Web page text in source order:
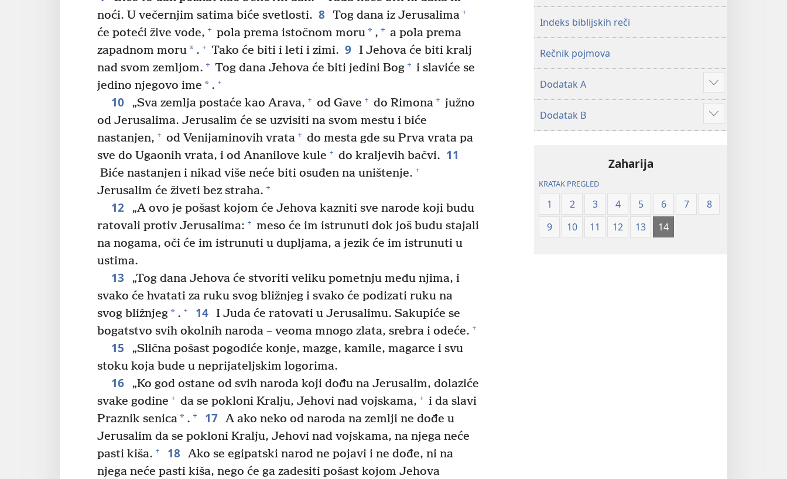
noći. U večernjim satima biće svetlosti. 8 Tog dana iz Jerusalima +
će poteći žive vode, + pola prema istočnom moru* , + a pola prema
zapadnom moru* . + Tako će biti i leti i zimi. 9 I Jehova će biti kralj
nad svom zemljom. + Tog dana Jehova će biti jedini Bog + i slaviće se
jedino njegovo ime * . +
10 „Sva zemlja postaće kao Arava, + od Gave + do Rimona + južno
od Jerusalima. Jerusalim će se uzvisiti na svom mestu i biće
nastanjen, + od Venijaminovih vrata + do mesta gde su Prva vrata pa
sve do Ugaonih vrata, i od Ananilove kule + do kraljevih bačvi. 11
Biće nastanjen i nikad više neće biti osuđen na uništenje. +
Jerusalim će živeti bez straha. +
12
„A ovo je pošast kojom će Jehova kazniti sve narode koji budu
ratovali protiv Jerusalima: + meso će im istrunuti dok još budu stajali
na nogama, oči će im istrunuti u dupljama, a jezik će im istrunuti u
ustima.
13
„Tog dana Jehova će stvoriti veliku pometnju među njima, i
svako će hvatati za ruku svog bližnjeg i svako će podizati ruku na
svog bližnjeg* . + 14 I Juda će ratovati u Jerusalimu. Sakupiće se
bogatstvo svih okolnih naroda – veoma mnogo zlata, srebra i odeće. +
15
„Slična pošast pogodiće konje, mazge, kamile, magarce i svu
stoku koja bude u neprijateljskim logorima.
16
„Ko god ostane od svih naroda koji dođu na Jerusalim, dolaziće
svake godine + da se pokloni Kralju, Jehovi nad vojskama, + i da slavi
Praznik senica* . + 17 A ako neko od naroda na zemlji ne dođe u
Jerusalim da se pokloni Kralju, Jehovi nad vojskama, na njega neće
pasti kiša. + 18 Ako se egipatski narod ne pojavi i ne dođe, ni na
njega neće pasti kiša, nego će ga zadesiti pošast kojom Jehova
2019)2019)
Indeks biblijskih reči
Rečnik pojmova
Dodatak A Više
Dodatak B Više
Zaharija
KRATAK PREGLED
1 2 3 4 5 6 7
8
9
10 11 12 13 14